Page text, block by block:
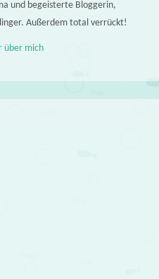
und begeisterte Bloggerin,
Außerdem total verrückt!
über mich